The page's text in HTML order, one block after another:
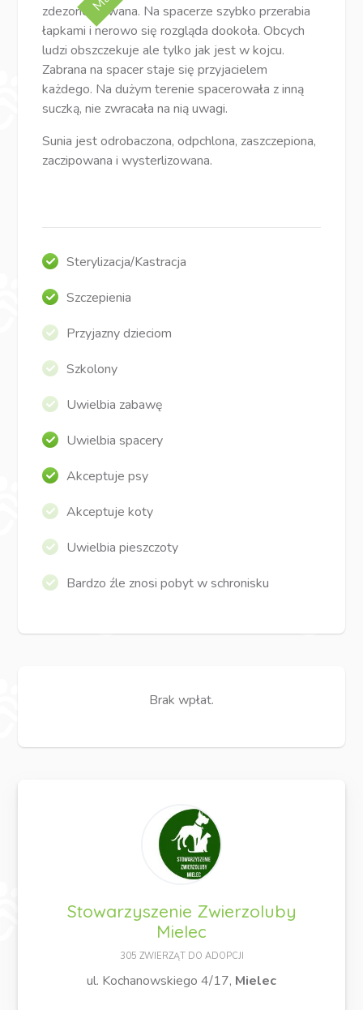
zdezorientowana. Na spacerze szybko przerabia
łapkami i nerowo się rozgląda dookoła. Obcych
ludzi obszczekuje ale tylko jak jest w kojcu.
Zabrana na spacer staje się przyjacielem
każdego. Na dużym terenie spacerowała z inną
suczką, nie zwracała na nią uwagi.
Sunia jest odrobaczona, odpchlona, zaszczepiona,
zaczipowana i wysterlizowana.
Sterylizacja/Kastracja
Szczepienia
Przyjazny dzieciom
Szkolony
Uwielbia zabawę
Uwielbia spacery
Akceptuje psy
Akceptuje koty
Uwielbia pieszczoty
Bardzo źle znosi pobyt w schronisku
Brak wpłat.
Stowarzyszenie Zwierzoluby
Mielec
305 ZWIERZĄT DO ADOPCJI
ul. Kochanowskiego 4/17, Mielec